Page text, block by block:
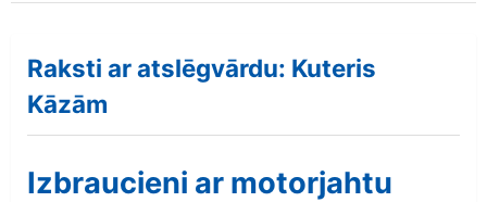
Raksti ar atslēgvārdu: Kuteris
Kāzām
Izbraucieni ar motorjahtu